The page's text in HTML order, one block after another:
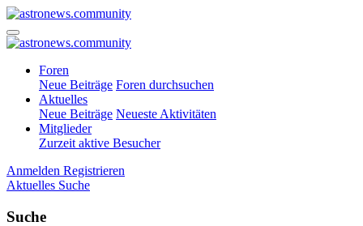
Foren
Neue Beiträge Foren durchsuchen
Aktuelles
Neue Beiträge Neueste Aktivitäten
Mitglieder
Zurzeit aktive Besucher
Anmelden Registrieren
Aktuelles Suche
Suche